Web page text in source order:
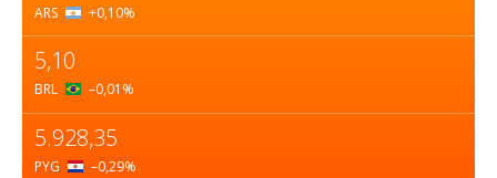
ARS +0,10%
5,10
BRL –0,01 %
5.928,35
PYG –0,29%